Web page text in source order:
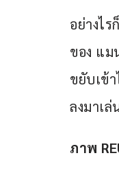
อย่างไ
ของ แม
ขยับเข้
ลงมาเ
ภาพ